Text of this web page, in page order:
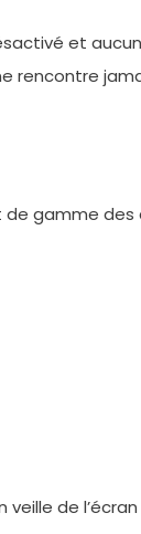
et
rencontre
de gamme
de